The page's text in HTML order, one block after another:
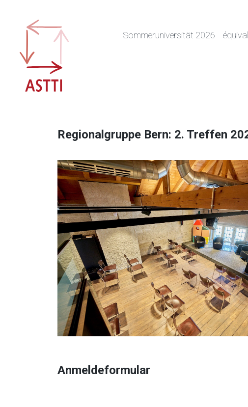
content
Sommeruniversität 2026
Regionalgruppe Bern: 2. Treffen
Anmeldeformular